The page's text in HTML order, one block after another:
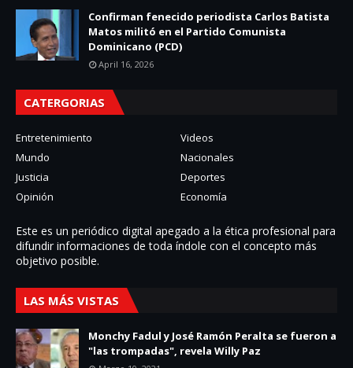
Confirman fenecido periodista Carlos Batista
Matos militó en el Partido Comunista
Dominicano (PCD)
April 16, 2026
CATERGORIAS
Entretenimiento
Videos
Mundo
Nacionales
Justicia
Deportes
Opinión
Economía
Este es un periódico digital apegado a la ética profesional para
difundir informaciones de toda í­ndole con el concepto más
objetivo posible.
LAS MÁS VISTAS
Monchy Fadul y José Ramón Peralta se fueron a
"las trompadas", revela Willy Paz